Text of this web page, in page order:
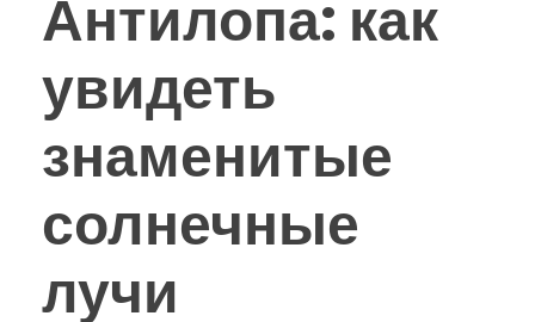
Антилопа: как
увидеть
знаменитые
солнечные
лучи